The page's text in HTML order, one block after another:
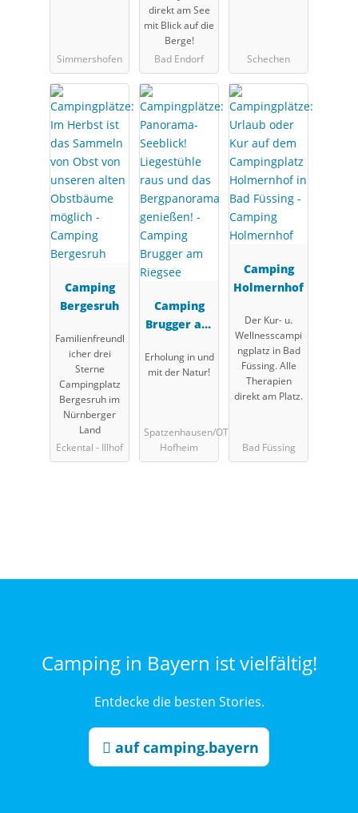
Simmershofen
direkt am See
mit Blick auf die
Berge!
Bad Endorf
Schechen
Camping
Bergesruh
Familienfreundl
icher drei
Sterne
Campingplatz
Bergesruh im
Nürnberger
Land
Eckental - Illhof
Camping
Brugger am
Erholung in und
mit der Natur!
Spatzenhausen/OT
Hofheim
Camping
Holmernhof
Der Kur- u.
Wellnesscampi
ngplatz in Bad
Füssing. Alle
Therapien
direkt am Platz.
Bad Füssing
Camping in Bayern ist vielfältig!
Entdecke die besten Stories.
auf camping.bayern